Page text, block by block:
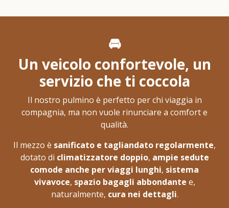
🚘
Un veicolo confortevole, un
servizio che ti coccola
Il nostro pulmino è perfetto per chi viaggia in
compagnia, ma non vuole rinunciare a comfort e
qualità.
Il mezzo è sanificato e tagliandato regolarmente,
dotato di climatizzatore doppio, ampie sedute
comode anche per viaggi lunghi, sistema
vivavoce, spazio bagagli abbondante e,
naturalmente, cura nei dettagli.